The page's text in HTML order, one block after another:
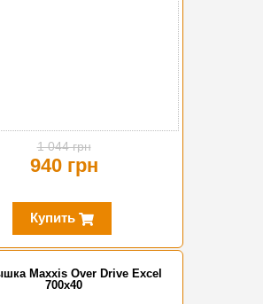
1 044 грн
940 грн
Купить
Maxxis Over Drive Excel
700x40